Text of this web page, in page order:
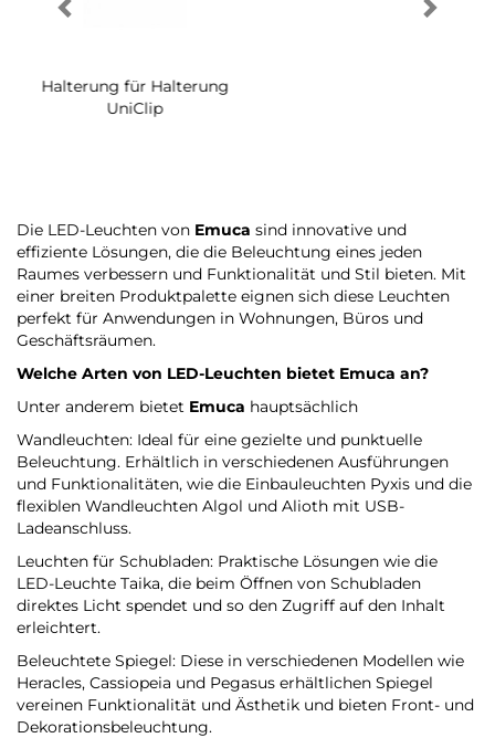
Halterung für Halterung
UniClip
Die LED-Leuchten von Emuca sind innovative und
effiziente Lösungen, die die Beleuchtung eines jeden
Raumes verbessern und Funktionalität und Stil bieten. Mit
einer breiten Produktpalette eignen sich diese Leuchten
perfekt für Anwendungen in Wohnungen, Büros und
Geschäftsräumen.
Welche Arten von LED-Leuchten bietet Emuca an?
Unter anderem bietet Emuca hauptsächlich
Wandleuchten: Ideal für eine gezielte und punktuelle
Beleuchtung. Erhältlich in verschiedenen Ausführungen
und Funktionalitäten, wie die Einbauleuchten Pyxis und die
flexiblen Wandleuchten Algol und Alioth mit USB-
Ladeanschluss.
Leuchten für Schubladen: Praktische Lösungen wie die
LED-Leuchte Taika, die beim Öffnen von Schubladen
direktes Licht spendet und so den Zugriff auf den Inhalt
erleichtert.
Beleuchtete Spiegel: Diese in verschiedenen Modellen wie
Heracles, Cassiopeia und Pegasus erhältlichen Spiegel
vereinen Funktionalität und Ästhetik und bieten Front- und
Dekorationsbeleuchtung.